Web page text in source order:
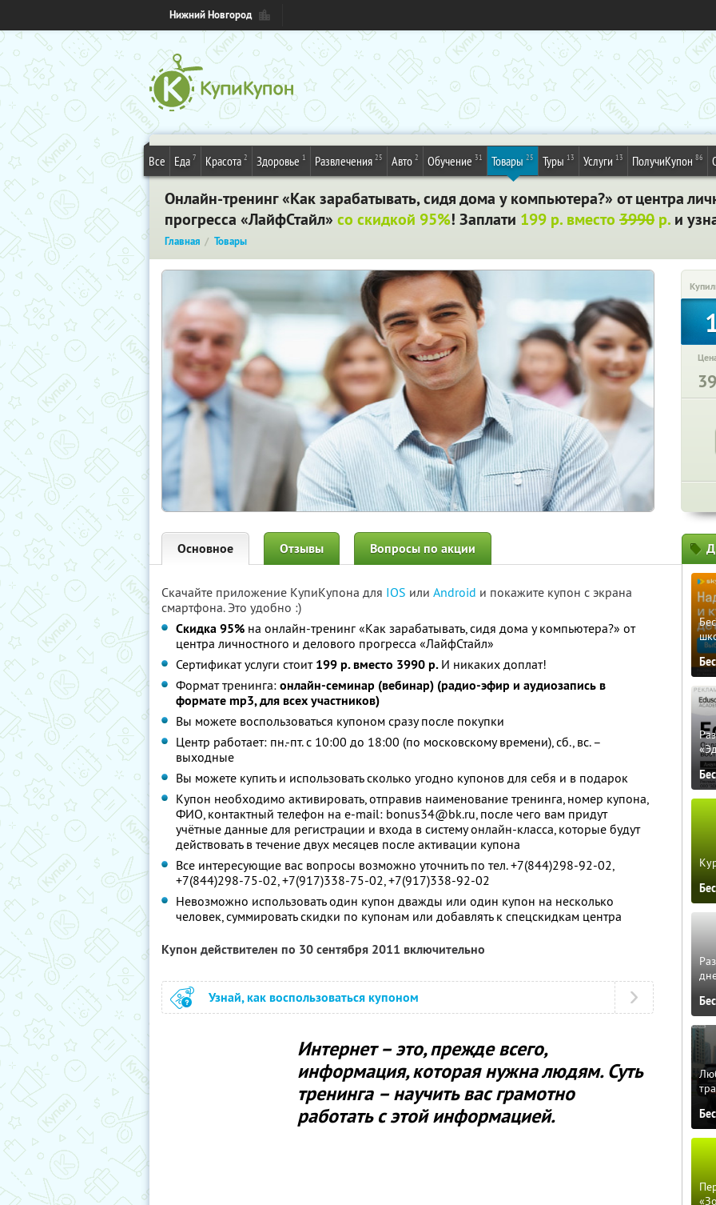
Нижний Новгород
Все Еда 7 Красота 2 Здоровье 1 Развлечения 25 Авто 2 Обучение 31 Товары 25 Туры 13 Услуги 13 ПолучиКупон 86
Онлайн-тренинг «Как зарабатывать, сидя дома у компьютера?» от центра
прогресса «ЛайфСтайл» со скидкой 95%! Заплати 199 р. вместо 3990 р. и
Главная Товары
Основное Отзывы Вопросы по акции
Скачайте приложение КупиКупона для IOS или Android и покажите купон с экрана
смартфона. Это удобно :)
Скидка 95% на онлайн-тренинг «Как зарабатывать, сидя дома у компьютера?» от
центра личностного и делового прогресса «ЛайфСтайл»
Сертификат услуги стоит 199 р. вместо 3990 р. И никаких доплат!
Формат тренинга: онлайн-семинар (вебинар) (радио-эфир и аудиозапись в
формате mp3, для всех участников)
Вы можете воспользоваться купоном сразу после покупки
Центр работает: пн.-пт. с 10:00 до 18:00 (по московскому времени), сб., вс. –
выходные
Вы можете купить и использовать сколько угодно купонов для себя и в подарок
Купон необходимо активировать, отправив наименование тренинга, номер купона,
ФИО, контактный телефон на e-mail: bonus34@bk.ru, после чего вам придут
учётные данные для регистрации и входа в систему онлайн-класса, которые будут
действовать в течение двух месяцев после активации купона
Все интересующие вас вопросы возможно уточнить по тел. +7(844)298-92-02,
+7(844)298-75-02, +7(917)338-75-02, +7(917)338-92-02
Невозможно использовать один купон дважды или один купон на несколько
человек, суммировать скидки по купонам или добавлять к спецскидкам центра
Купон действителен по 30 сентября 2011 включительно
Узнай, как воспользоваться купоном
Интернет – это, прежде всего,
информация, которая нужна людям. Суть
тренинга – научить вас грамотно
работать с этой информацией.